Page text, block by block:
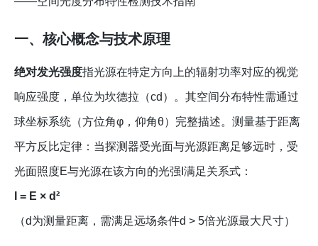
一、核心概念与技术原理
绝对发光强度指光源在特定方向上的辐射功率对应的视觉
响应强度，单位为坎德拉（cd）。其空间分布特性需通过
球坐标系统（方位角φ，仰角θ）完整描述。测量基于距离
平方反比定律：当探测器受光面与光源距离足够远时，受
光面照度E与光源在该方向的光强I满足关系式：
I = E × d²
（d为测量距离，需满足远场条件d > 5倍光源最大尺寸）